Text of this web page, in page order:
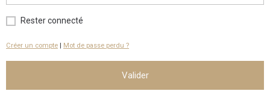
Rester connecté
Créer un compte | Mot de passe perdu ?
Valider